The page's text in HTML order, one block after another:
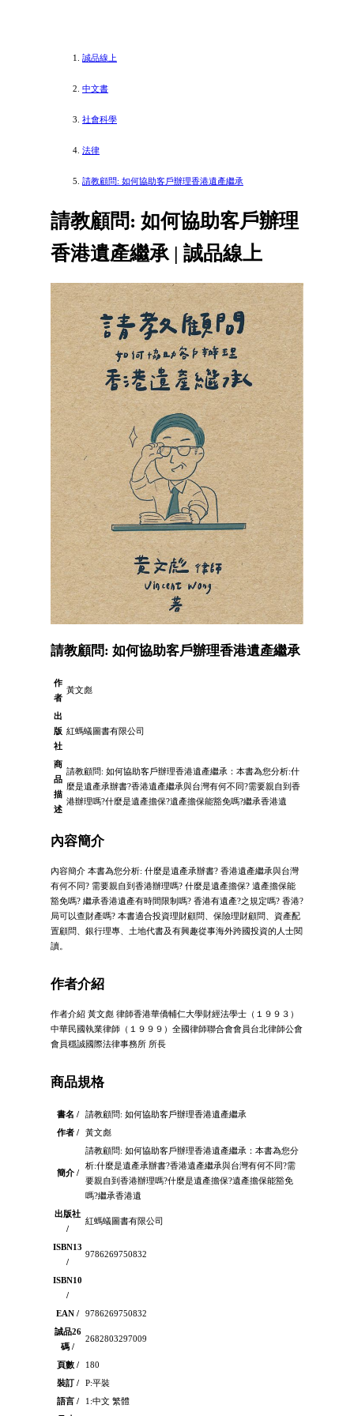
誠品線上
中文書
社會科學
法律
請教顧問: 如何協助客戶辦理香港遺產繼承
請教顧問: 如何協助客戶辦理
香港遺產繼承 | 誠品線上
請教顧問: 如何協助客戶辦理香港遺產繼承
作
者
黃文彪
出
版
社
紅螞蟻圖書有限公司
商
品
描
述
請教顧問: 如何協助客戶辦理香港遺產繼承：本書為您分析:什
麼是遺產承辦書?香港遺產繼承與台灣有何不同?需要親自到香
港辦理嗎?什麼是遺產擔保?遺產擔保能豁免嗎?繼承香港遺
內容簡介
內容簡介 本書為您分析: 什麼是遺產承辦書? 香港遺產繼承與台灣
有何不同? 需要親自到香港辦理嗎? 什麼是遺產擔保? 遺產擔保能
豁免嗎? 繼承香港遺產有時間限制嗎? 香港有遺產?之規定嗎? 香港?
局可以查財產嗎? 本書適合投資理財顧問、保險理財顧問、資產配
置顧問、銀行理專、土地代書及有興趣從事海外跨國投資的人士閱
讀。
作者介紹
作者介紹 黃文彪 律師香港華僑輔仁大學財經法學士（１９９３）
中華民國執業律師（１９９９）全國律師聯合會會員台北律師公會
會員穩誠國際法律事務所 所長
商品規格
書名 /
請教顧問: 如何協助客戶辦理香港遺產繼承
作者 /
黃文彪
簡介 /
請教顧問: 如何協助客戶辦理香港遺產繼承：本書為您分
析:什麼是遺產承辦書?香港遺產繼承與台灣有何不同?需
要親自到香港辦理嗎?什麼是遺產擔保?遺產擔保能豁免
嗎?繼承香港遺
出版社
/
紅螞蟻圖書有限公司
ISBN13
/
9786269750832
ISBN10
/
EAN /
9786269750832
誠品26
碼 /
2682803297009
頁數 /
180
裝訂 /
P:平裝
語言 /
1:中文 繁體